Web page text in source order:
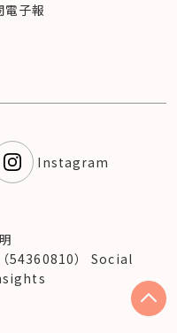
電子報
Instagram
54360810） Social